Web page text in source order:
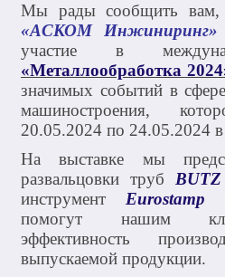
Мы рады сообщить вам,
«АСКОМ Инжиниринг»
участие в
«Металлообработка
значимых событий в
машиностроения,
20.05.2024 по 24.05.2024
На выставке мы
развальцовки труб
инструмент Eurostamp
помогут нашим
эффективность
выпускаемой продукции.